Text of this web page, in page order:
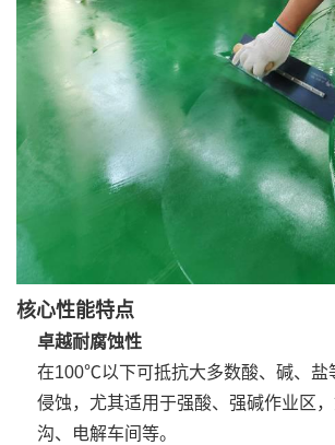
核心性能特点
卓越耐腐蚀性
在100℃以下可抵抗大多数酸、碱、盐
侵蚀，尤其适用于强酸、强碱作业区
沟、电解车间等。